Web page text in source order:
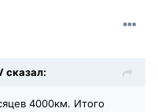
сказал:
4000км. Итого